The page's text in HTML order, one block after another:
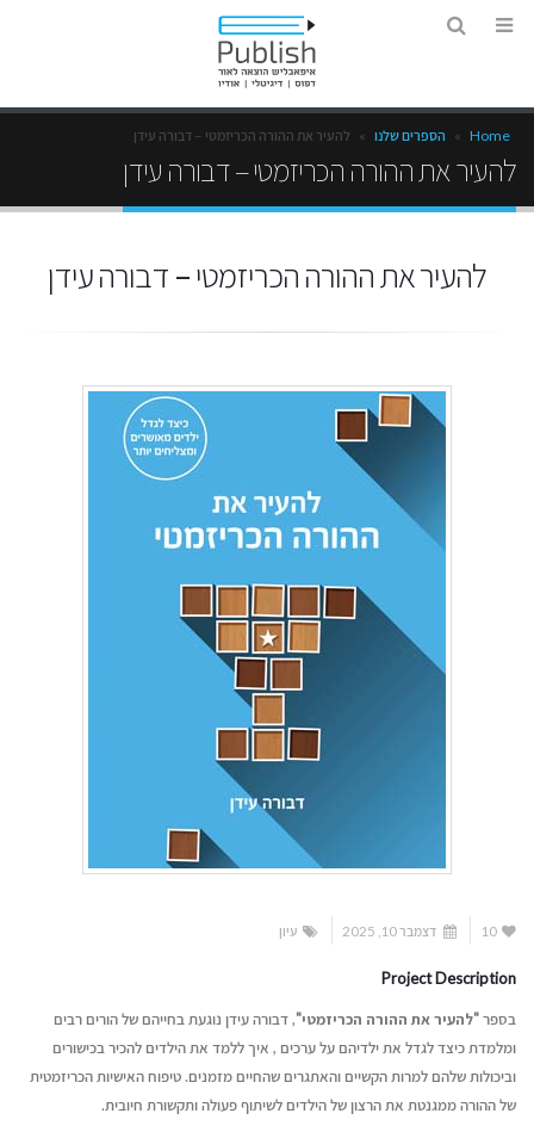
Home
» הספרים שלנו » להעיר את ההורה הכריזמטי – דבורה עידן
להעיר את ההורה הכריזמטי – דבורה עידן
להעיר את ההורה הכריזמטי – דבורה עידן
10 דצמבר 10, 2025 עיון
Project Description
בספר"להעיר את ההורה הכריזמטי", דבורה עידן נוגעת בחייהם של הורים רבים
ומלמדת כיצד לגדל את ילדיהם על ערכים , איך ללמד את הילדים להכיר בכישורים
וביכולות שלהם למרות הקשיים והאתגרים שהחיים מזמנים. טיפוח האישיות הכריזמטית
של ההורה ממגנטת את הרצון של הילדים לשיתוף פעולה ותקשורת חיובית.